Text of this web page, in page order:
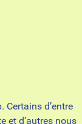
d’entre
et d’autres nous